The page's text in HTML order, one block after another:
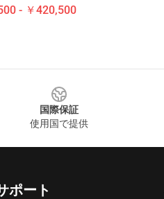
- ￥420,500
国際保証
使用国で提供
ポート